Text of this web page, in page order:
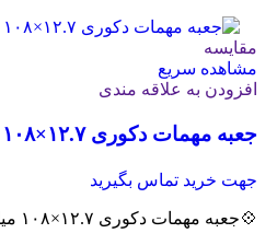
مقایسه
مشاهده سریع
افزودن به علاقه مندی
جهت خرید تماس بگیرید
💠جعبه مهمات دکوری ۱۲.۷×۱۰۸ میلی‌متری Ball Sniper